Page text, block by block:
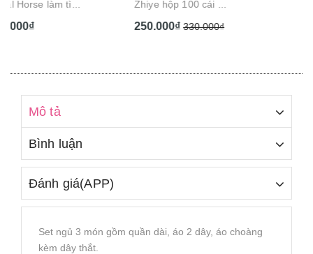
Zhiye hộp 100 cái ...
250.000₫
đầu tròn gai chạ...
210.000₫
Mô tả
Bình luận
Đánh giá(APP)
Set ngủ 3 món gồm quần dài, áo 2 dây, áo choàng
kèm dây thắt.